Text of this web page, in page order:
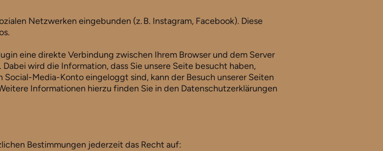
Netzwerken eingebunden (z. B. Instagram, Facebook). Diese
eine direkte Verbindung zwischen Ihrem Browser und dem Server
wird die Information, dass Sie unsere Seite besucht haben,
Media-Konto eingeloggt sind, kann der Besuch unserer Seiten
Informationen hierzu finden Sie in den Datenschutzerklärungen
Bestimmungen jederzeit das Recht auf: